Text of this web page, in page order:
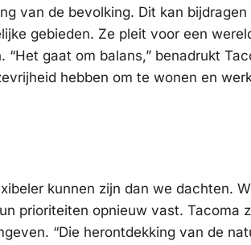
van de bevolking. Dit kan bijdragen
gebieden. Ze pleit voor een
gaat om balans,” benadrukt
hebben om te wonen en
kunnen zijn dan we dachten.
prioriteiten opnieuw vast. Tacoma
“Die herontdekking van de